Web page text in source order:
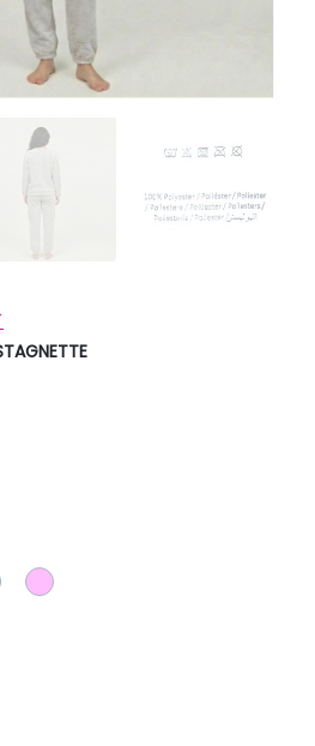
BLEU ROSE CLAIR